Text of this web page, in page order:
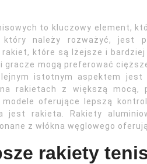
to kluczowy element,
który należy rozważyć, jest
które są lżejsze i bardziej
gracze mogą preferować
istotnym aspektem jest
rakietach z większą mocą,
oferujące lepszą
jest rakieta. Rakiety
z włókna węglowego
rakiety